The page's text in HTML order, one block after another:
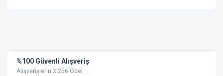
Ürün resmi kalitesiz, bozuk veya görüntülenemiyor.
%100 Güvenli Alışveriş
Alışverişleriniz 256 Özel